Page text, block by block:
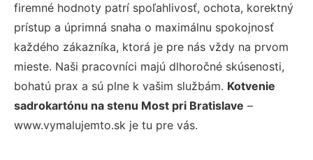
firemné hodnoty patrí spoľahlivosť, ochota, korektný
prístup a úprimná snaha o maximálnu spokojnosť
každého zákazníka, ktorá je pre nás vždy na prvom
mieste. Naši pracovníci majú dlhoročné skúsenosti,
bohatú prax a sú plne k vašim službám. Kotvenie
sadrokartónu na stenu Most pri Bratislave –
www.vymalujemto.sk je tu pre vás.